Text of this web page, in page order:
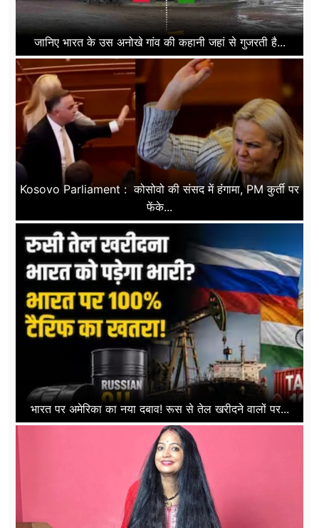
जानिए भारत के उस अनोखे गांव की कहानी जहां से गुजरती है...
Kosovo Parliament : कोसोवो की संसद में हंंगामा, PM कुर्ती पर
फेंके...
भारत पर अमेरिका का नया दबाव! रूस से तेल खरीदने वालों पर...